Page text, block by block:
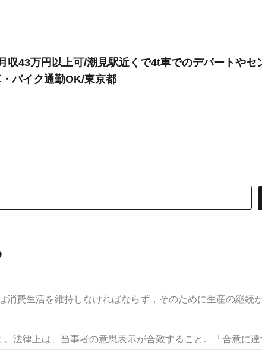
収43万円以上可/潮見駅近くで4t車でのデパートや
バイク通勤OK/東京都
消費生活を維持しなければならず，そのために生産の継続が
法律上は、当事者の意思表示が合致すること。「合意に達